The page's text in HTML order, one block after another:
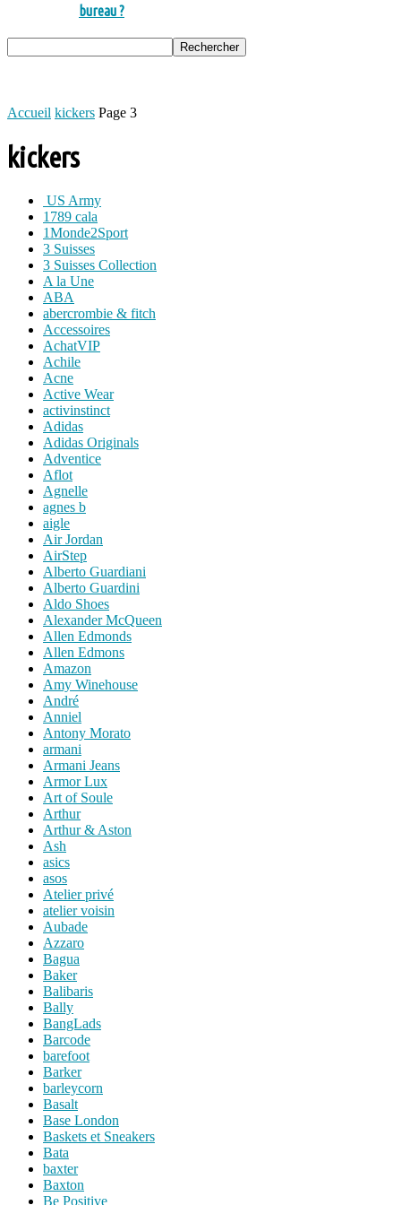
bureau ?
Accueil kickers Page 3
kickers
US Army
1789 cala
1Monde2Sport
3 Suisses
3 Suisses Collection
A la Une
ABA
abercrombie & fitch
Accessoires
AchatVIP
Achile
Acne
Active Wear
activinstinct
Adidas
Adidas Originals
Adventice
Aflot
Agnelle
agnes b
aigle
Air Jordan
AirStep
Alberto Guardiani
Alberto Guardini
Aldo Shoes
Alexander McQueen
Allen Edmonds
Allen Edmons
Amazon
Amy Winehouse
André
Anniel
Antony Morato
armani
Armani Jeans
Armor Lux
Art of Soule
Arthur
Arthur & Aston
Ash
asics
asos
Atelier privé
atelier voisin
Aubade
Azzaro
Bagua
Baker
Balibaris
Bally
BangLads
Barcode
barefoot
Barker
barleycorn
Basalt
Base London
Baskets et Sneakers
Bata
baxter
Baxton
Be Positive